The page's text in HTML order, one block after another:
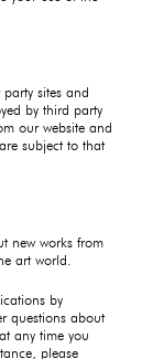
sites and
by third party
our website and
subject to that
new works from
art world.
by
questions about
any time you
please